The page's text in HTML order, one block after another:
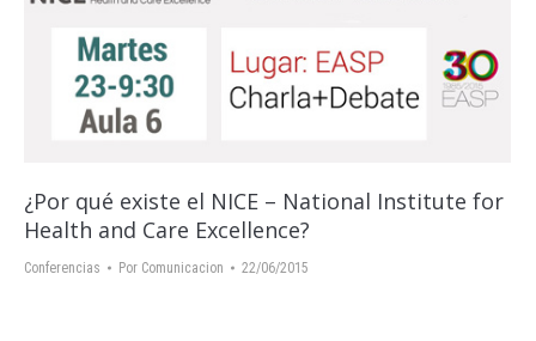
¿Por qué existe el NICE – National Institute for
Health and Care Excellence?
Conferencias Por Comunicacion 22/06/2015